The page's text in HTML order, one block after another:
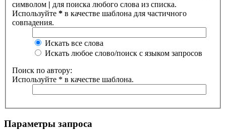
символом | для поиска любого слова из списка.
Используйте * в качестве шаблона для частичного
совпадения.
Искать все слова
Искать любое слово/поиск с языком запросов
Поиск по автору:
Используйте * в качестве шаблона.
Параметры запроса